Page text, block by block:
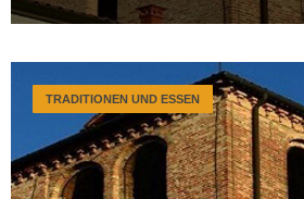
TRADITIONEN UND ESSEN